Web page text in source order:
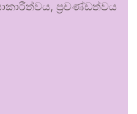
ප්‍රචණ්ඩත්වය